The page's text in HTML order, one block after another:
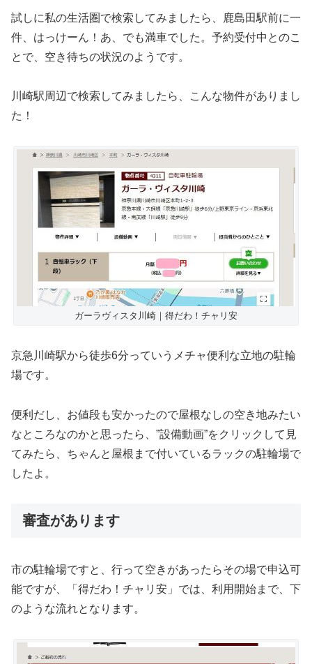
試しに私の生活圏で検索してみましたら、鹿島田駅前に一
件、はっけーん！あ、でも満車でした。予約受付中とのこ
とで、空き待ちの状況のようです。
川崎駅周辺で検索してみましたら、こんな物件がありまし
た！
ガーラヴィスタ川崎｜得だわ！チャリ安
京急川崎駅から徒歩6分っていうメチャ便利な立地の駐輪
場です。
便利だし、お値段も安かったので屋根なしの空き地みたい
なところなのかと思ったら、”設備動画”をクリックして見
てみたら、ちゃんと屋根まで付いているラックの駐輪場で
したよ。
審査があります
市の駐輪場ですと、行って空きがあったらその場で申込可
能ですが、「得だわ！チャリ安」では、利用開始まで、下
のような流れとなります。